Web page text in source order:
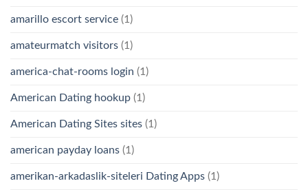
amarillo escort service (1)
amateurmatch visitors (1)
america-chat-rooms login (1)
American Dating hookup (1)
American Dating Sites sites (1)
american payday loans (1)
amerikan-arkadaslik-siteleri Dating Apps (1)